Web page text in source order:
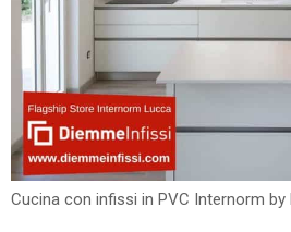
Cucina con infissi in PVC Internorm by